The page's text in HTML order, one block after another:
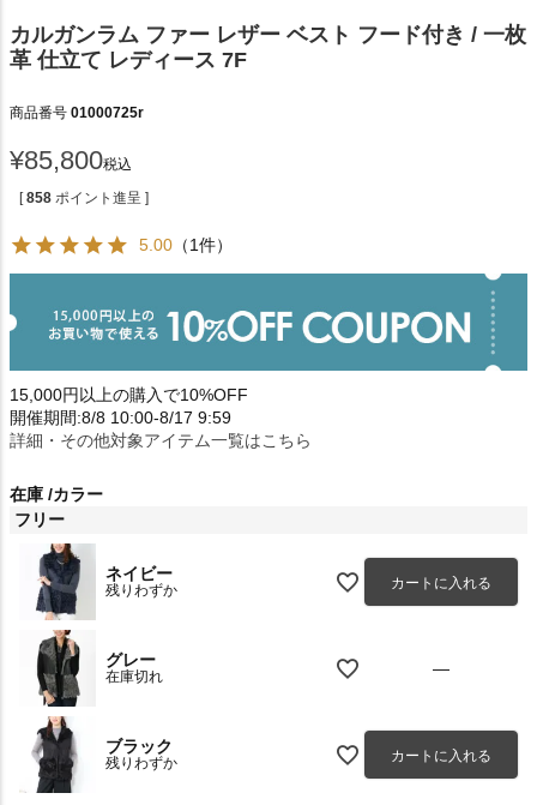
カルガンラム ファー レザー ベスト フード付き / 一枚
革 仕立て レディース 7F
商品番号 01000725r
¥85,800税込
[ 858 ポイント進呈 ]
5.00 （1件）
15,000円以上の購入で10%OFF
開催期間:8/8 10:00-8/17 9:59
詳細・その他対象アイテム一覧はこちら
在庫 カラー
フリー
ネイビー
残りわずか カートに入れる
グレー
在庫切れ —
ブラック
残りわずか カートに入れる